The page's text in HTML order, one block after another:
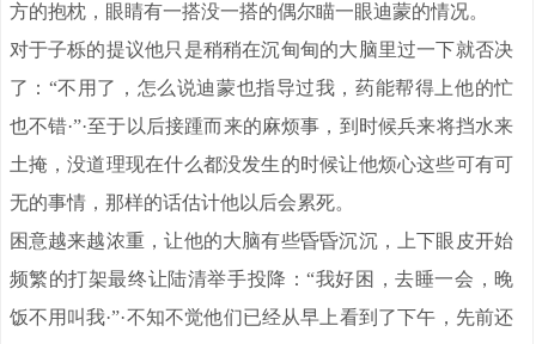
方的抱枕，眼睛有一搭没一搭的偶尔瞄一眼迪蒙的情况。
对于子栎的提议他只是稍稍在沉甸甸的大脑里过一下就否决
了：“不用了，怎么说迪蒙也指导过我，药能帮得上他的忙
也不错·”·至于以后接踵而来的麻烦事，到时候兵来将挡水来
土掩，没道理现在什么都没发生的时候让他烦心这些可有可
无的事情，那样的话估计他以后会累死。
困意越来越浓重，让他的大脑有些昏昏沉沉，上下眼皮开始
频繁的打架最终让陆清举手投降：“我好困，去睡一会，晚
饭不用叫我·”·不知不觉他们已经从早上看到了下午，先前还